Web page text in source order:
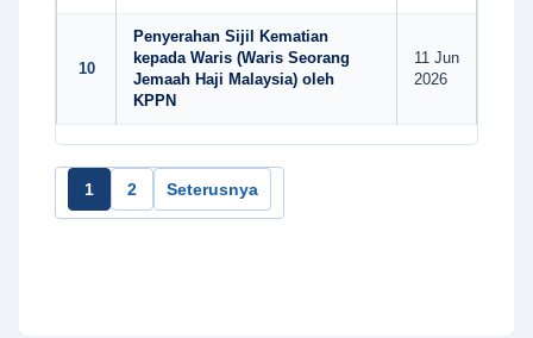
10
Penyerahan Sijil Kematian
kepada Waris (Waris Seorang
Jemaah Haji Malaysia) oleh
KPPN
11 Jun
2026
1 2 Seterusnya